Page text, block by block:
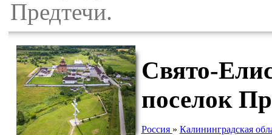
Предтечи.
Свято-
поселок
Россия » Калининградская